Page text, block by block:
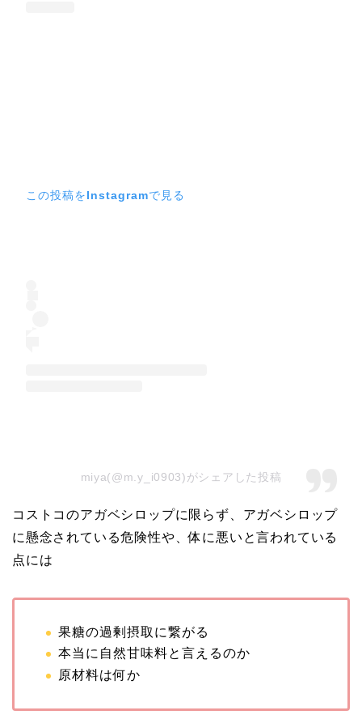
この投稿をInstagramで見る
miya(@m.y_i0903)がシェアした投稿
コストコのアガベシロップに限らず、アガベシロップ
に懸念されている危険性や、体に悪いと言われている
点には
果糖の過剰摂取に繋がる
本当に自然甘味料と言えるのか
原材料は何か